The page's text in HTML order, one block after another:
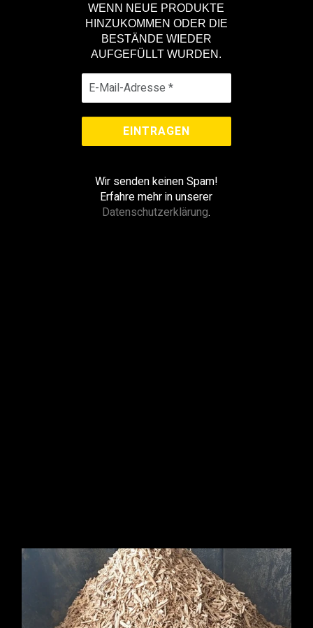
WENN NEUE PRODUKTE
HINZUKOMMEN ODER DIE
BESTÄNDE WIEDER
AUFGEFÜLLT WURDEN.
Wir senden keinen Spam!
Erfahre mehr in unserer
Datenschutzerklärung.